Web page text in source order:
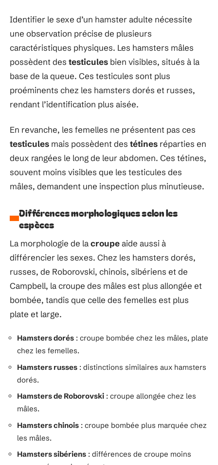
Identifier le sexe d’un hamster adulte nécessite
une observation précise de plusieurs
caractéristiques physiques. Les hamsters mâles
possèdent des testicules bien visibles, situés à la
base de la queue. Ces testicules sont plus
proéminents chez les hamsters dorés et russes,
rendant l’identification plus aisée.
En revanche, les femelles ne présentent pas ces
testicules mais possèdent des tétines réparties en
deux rangées le long de leur abdomen. Ces tétines,
souvent moins visibles que les testicules des
mâles, demandent une inspection plus minutieuse.
Différences morphologiques selon les
espèces
La morphologie de lacroupeaide aussi à
différencier les sexes. Chez les hamsters dorés,
russes, de Roborovski, chinois, sibériens et de
Campbell, la croupe des mâles est plus allongée et
bombée, tandis que celle des femelles est plus
plate et large.
Hamsters dorés : croupe bombée chez les mâles, plate
chez les femelles.
Hamsters russes : distinctions similaires aux hamsters
dorés.
Hamsters de Roborovski : croupe allongée chez les
mâles.
Hamsters chinois : croupe bombée plus marquée chez
les mâles.
Hamsters sibériens : différences de croupe moins